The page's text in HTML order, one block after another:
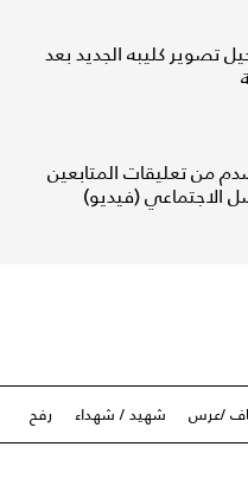
تصوير كليبه الجديد بعد
من تعليقات المتابعين
الاجتماعي (فيديو)
/عرس شهيد / شهداء رفح